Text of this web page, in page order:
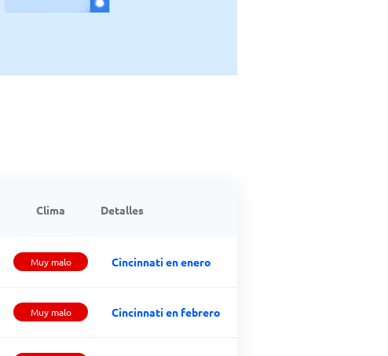
Clima Detalles
Muy malo Cincinnati en enero
Muy malo Cincinnati en febrero